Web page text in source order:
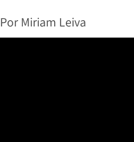
Por Miriam Leiva